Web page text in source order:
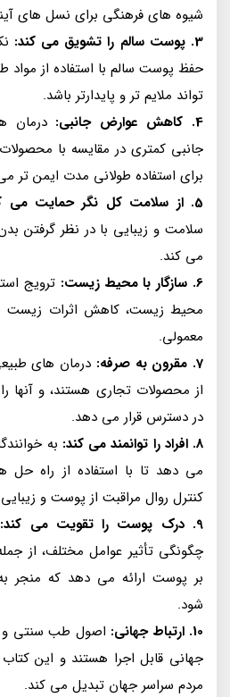
شیوه های فرهنگی برای نسل های
3. پوست سالم را تشویق می کند:
حفظ پوست سالم با استفاده از
تواند ملایم تر و پایدارتر باشد.
4. کاهش عوارض جانبی:
درمان
جانبی کمتری در مقایسه با محصولات
برای استفاده طولانی مدت ایمن تر
5. از سلامت کل نگر حمایت می کند:
سلامت و زیبایی با در نظر گرفتن
می کند.
6. سازگار با محیط زیست:
ترویج
محیط زیست، کاهش اثرات زیست
معمولی.
7. مقرون به صرفه:
درمان های
از محصولات تجاری هستند، و آنها
در دسترس قرار می دهد.
8. افراد را توانمند می کند:
به
می دهد تا با استفاده از راه
کنترل روال مراقبت از پوست و
9. درک پوست را تقویت می کند:
چگونگی تأثیر عوامل مختلف، از
بر پوست ارائه می دهد که
شود.
10. ارتباط جهانی:
اصول طب سنتی و
جهانی قابل اجرا هستند و این کتاب
مردم سراسر جهان تبدیل می کند.